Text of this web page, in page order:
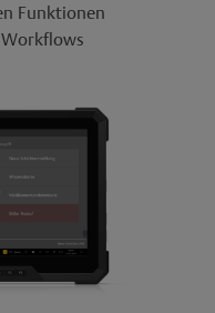
Funktionen